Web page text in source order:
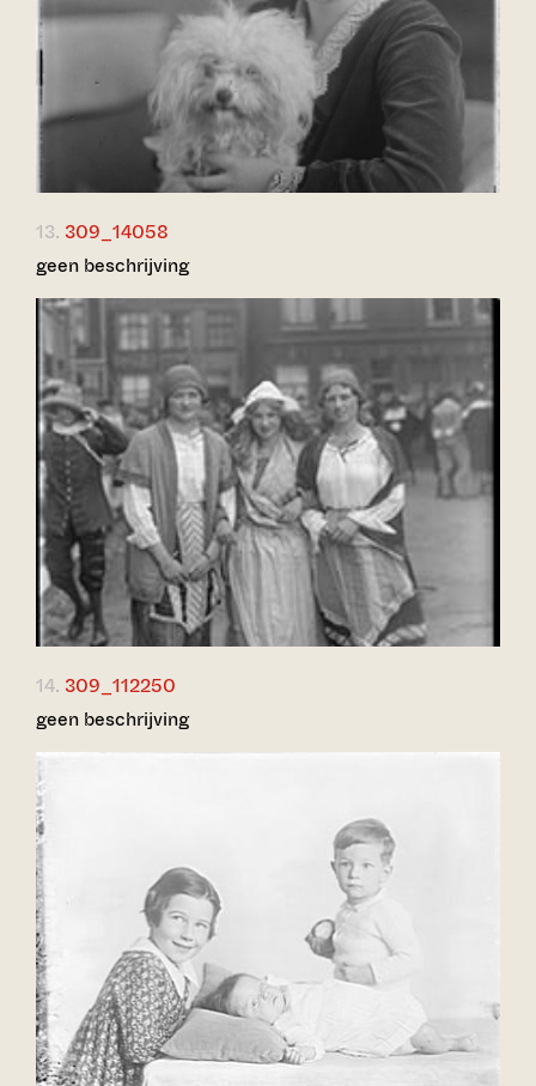
13. 309_14058
geen beschrijving
14. 309_112250
geen beschrijving